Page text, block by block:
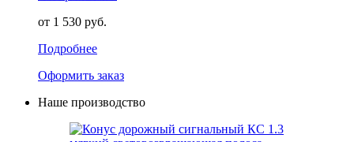
от 1 530 руб.
Подробнее
Оформить заказ
Наше производство